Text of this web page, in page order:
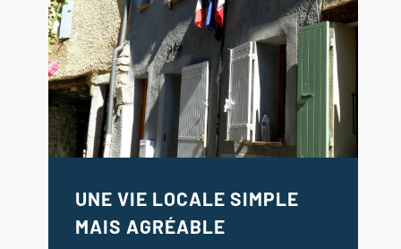
UNE VIE LOCALE SIMPLE
MAIS AGRÉABLE